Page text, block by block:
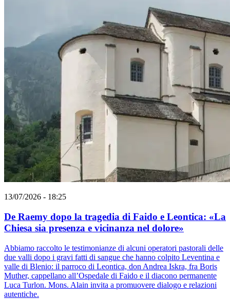
13/07/2026 - 18:25
De Raemy dopo la tragedia di Faido e Leontica: «La
Chiesa sia presenza e vicinanza nel dolore»
Abbiamo raccolto le testimonianze di alcuni operatori pastorali delle
due valli dopo i gravi fatti di sangue che hanno colpito Leventina e
valle di Blenio: il parroco di Leontica, don Andrea Iskra, fra Boris
Muther, cappellano all’Ospedale di Faido e il diacono permanente
Luca Turlon. Mons. Alain invita a promuovere dialogo e relazioni
autentiche.